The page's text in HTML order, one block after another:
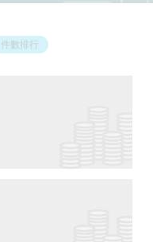
件數排行